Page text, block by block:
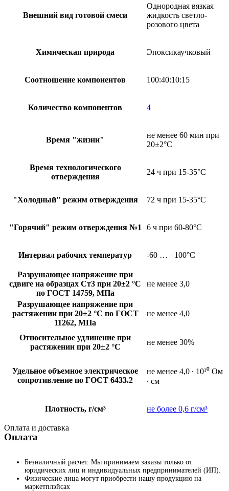
Внешний вид готовой смеси
Однородная вязкая
жидкость светло-
розового цвета
Химическая природа Эпоксикаучковый
Соотношение компонентов 100:40:10:15
Количество компонентов 4
Время "жизни"
не менее 60 мин при
20±2°C
Время технологического
отверждения
24 ч при 15-35°С
"Холодный" режим отверждения 72 ч при 15-35°C
"Горячий" режим отверждения №1 6 ч при 60-80°C
Интервал рабочих температур -60 … +100°C
Разрушающее напряжение при
сдвиге на образцах Ст3 при 20±2 °C
по ГОСТ 14759, МПа
не менее 3,0
Разрушающее напряжение при
растяжении при 20±2 °C по ГОСТ
11262, МПа
не менее 4,0
Относительное удлинение при
растяжении при 20±2 °C
не менее 30%
Удельное объемное электрическое
сопротивление по ГОСТ 6433.2
не менее 4,0 ∙ 10¹⁰ Ом
∙ см
Плотность, г/см³ не более 0,6 г/см³
Оплата и доставка
Оплата
Безналичный расчет. Мы принимаем заказы только от
юридических лиц и индивидуальных предпринимателей (ИП).
Физические лица могут приобрести нашу продукцию на
маркетплэйсах